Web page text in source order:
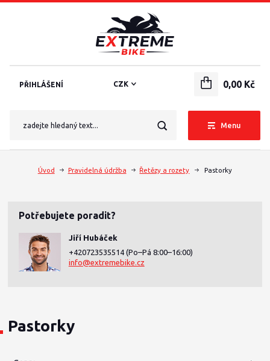
Menu
CZK
PŘIHLÁŠENÍ 0,00 Kč
Úvod Pravidelná údržba Řetězy a rozety Pastorky
Potřebujete poradit?
Jiří Hubáček
+420723535514 (Po–Pá 8:00–16:00)
info@extremebike.cz
Pastorky